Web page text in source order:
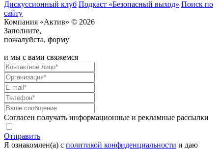
Дискуссионный клуб Подкаст «Безопасный выход» Поиск по
сайту
Компания «Актив» © 2026
Заполните,
пожалуйста, форму
и мы с вами свяжемся
Согласен получать информационные и рекламные рассылки
Отправить
Я ознакомлен(а) с политикой конфиденциальности и даю